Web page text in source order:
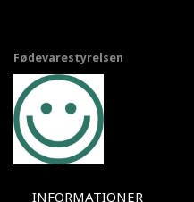
Fødevarestyrelsen
INFORMATIONER